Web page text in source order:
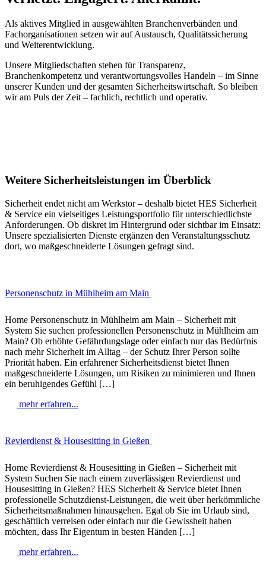
unverbindliches Angebot für den Veranstaltungsschutz zu erstellen.
Als aktives Mitglied in ausgewählten Branchenverbänden und
Fachorganisationen setzen wir auf Austausch, Qualitätssicherung
und Weiterentwicklung.
Unsere Mitgliedschaften stehen für Transparenz,
Branchenkompetenz und verantwortungsvolles Handeln – im Sinne
unserer Kunden und der gesamten Sicherheitswirtschaft. So bleiben
wir am Puls der Zeit – fachlich, rechtlich und operativ.
Weitere Sicherheitsleistungen im Überblick
Sicherheit endet nicht am Werkstor – deshalb bietet HES Sicherheit
& Service ein vielseitiges Leistungsportfolio für unterschiedlichste
Anforderungen. Ob diskret im Hintergrund oder sichtbar im Einsatz:
Unsere spezialisierten Dienste ergänzen den Veranstaltungsschutz
dort, wo maßgeschneiderte Lösungen gefragt sind.
Personenschutz in Mühlheim am Main
Home Personenschutz in Mühlheim am Main – Sicherheit mit
System Sie suchen professionellen Personenschutz in Mühlheim am
Main? Ob erhöhte Gefährdungslage oder einfach nur das Bedürfnis
nach mehr Sicherheit im Alltag – der Schutz Ihrer Person sollte
Priorität haben. Ein erfahrener Sicherheitsdienst bietet Ihnen
maßgeschneiderte Lösungen, um Risiken zu minimieren und Ihnen
ein beruhigendes Gefühl […]
mehr erfahren...
Revierdienst & Housesitting in Gießen
Home Revierdienst & Housesitting in Gießen – Sicherheit mit
System Suchen Sie nach einem zuverlässigen Revierdienst und
Housesitting in Gießen? HES Sicherheit & Service bietet Ihnen
professionelle Schutzdienst-Leistungen, die weit über herkömmliche
Sicherheitsmaßnahmen hinausgehen. Egal ob Sie im Urlaub sind,
geschäftlich verreisen oder einfach nur die Gewissheit haben
möchten, dass Ihr Eigentum in besten Händen […]
mehr erfahren...